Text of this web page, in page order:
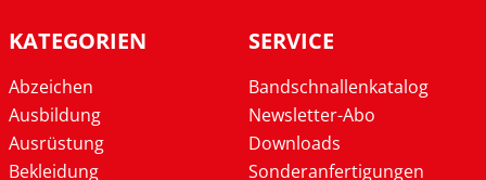
KATEGORIEN
Abzeichen
Ausbildung
Ausrüstung
Bekleidung
SERVICE
Bandschnallenkatalog
Newsletter-Abo
Downloads
Sonderanfertigungen